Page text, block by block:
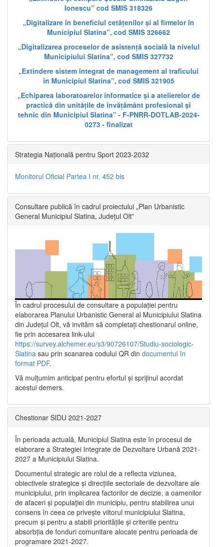
Ionescu” cod SMIS 318326
„Digitalizare în beneficiul cetățenilor și al firmelor în
Municipiul Slatina”, cod SMIS 326662
„Digitalizarea proceselor de asistență socială la nivelul
Municipiului Slatina”, cod SMIS 327732
„Extindere sistem integrat de management al traficului
în Municipiul Slatina”, cod SMIS 321905
„Echiparea laboratoarelor informatice și a atelierelor de
practică din unitățile de învățământ profesional și
tehnic din Municipiul Slatina” - F-PNRR-DOTLAB-2024-
0273 - finalizat
Strategia Națională pentru Sport 2023-2032
Monitorul Oficial Partea I nr. 452 bis
Consultare publică în cadrul proiectului „Plan Urbanistic
General Municipiul Slatina, Județul Olt”
În cadrul procesului de consultare a populaţiei pentru
elaborarea Planului Urbanistic General al Municipiului Slatina
din Județul Olt, vă invităm să completați chestionarul online,
fie prin accesarea link-ului
https://survey.alchemer.eu/s3/90726107/Studiu-sociologic-
Slatina sau prin scanarea codului QR din documentul în
format PDF.
Vă mulţumim anticipat pentru efortul şi sprijinul acordat
acestui demers.
Chestionar SIDU 2021-2027
În perioada actuală, Municipiul Slatina este în procesul de
elaborare a Strategiei Integrate de Dezvoltare Urbană 2021‐
2027 a Municipiului Slatina.
Documentul strategic are rolul de a reflecta viziunea,
obiectivele strategice și direcțiile sectoriale de dezvoltare ale
municipiului, prin implicarea factorilor de decizie, a oamenilor
de afaceri și populației din municipiu, pentru stabilirea unui
consens în ceea ce privește viitorul municipiului Slatina,
precum și pentru a stabili prioritățile și criteriile pentru
absorbția de fonduri comunitare alocate pentru perioada de
programare 2021-2027.